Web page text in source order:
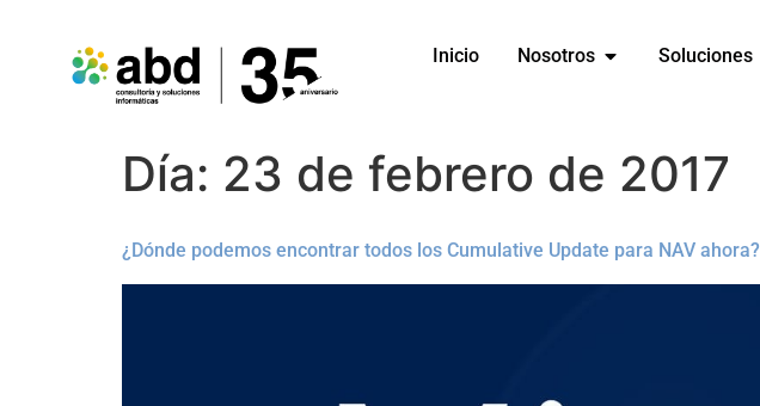
Inicio Nosotros Soluciones
Día: 23 de febrero de 2017
¿Dónde podemos encontrar todos los Cumulative Update para NAV ahora?